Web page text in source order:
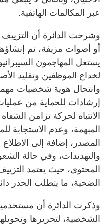
عبر المكالمات الهاتفية.
وشرحت الدائرة أن
أو أصوات مزيفة، تم
يستغل المهاجمون
لخداع الموظفين وتقليد
وانتحال هوية شخصيات
إرشادات للحماية من
الانتباه لحركة تزامن
المبهمة، وعدم الاستجابة
المصدر، إضافة إلى الاطلاع
والتهديدات، وفي حالة
المحتوى، حيث يعتمد
الضحية، ما يتطلب الحذر
وذكرت الدائرة أن
الشخصية، لتحريرها